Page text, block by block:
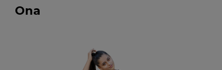
Ona